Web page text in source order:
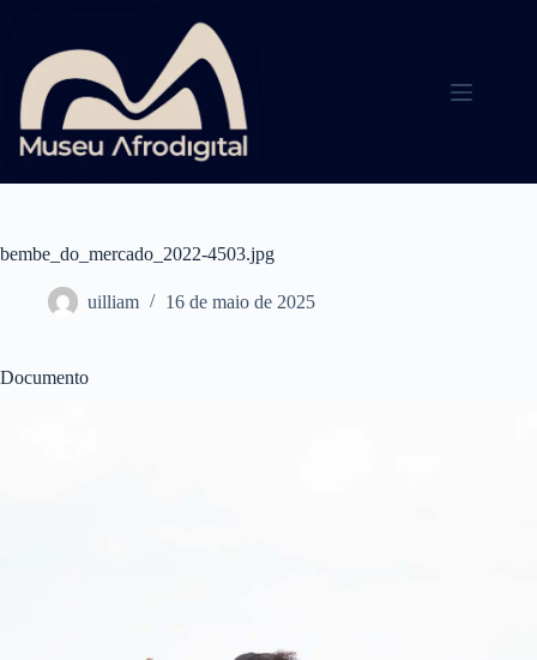
conteúdo
bembe_do_mercado_2022-4503.jpg
uilliam 16 de maio de 2025
Documento